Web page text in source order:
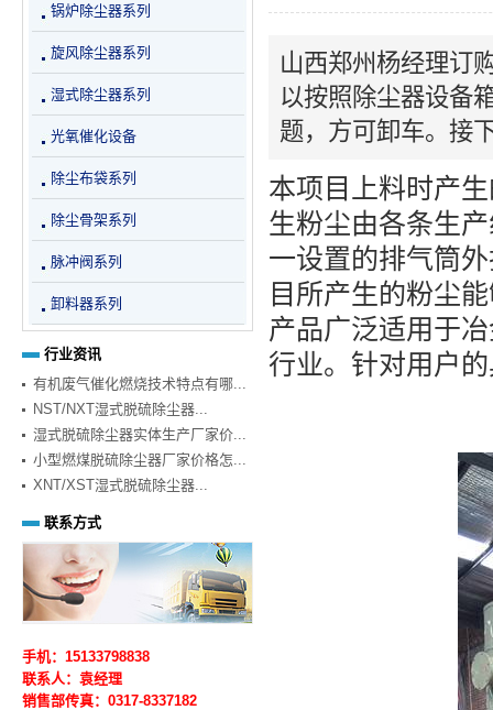
山西郑州杨经理订
以按照除尘器设备
题，方可卸车。接
本项目上料时产
生粉尘由各条生
一设置的排气筒
目所产生的粉尘
产品广泛适用于
行业。针对用户
锅炉除尘器系列
旋风除尘器系列
湿式除尘器系列
光氧催化设备
除尘布袋系列
除尘骨架系列
脉冲阀系列
卸料器系列
行业资讯
有机废气催化燃烧技术特点有哪...
NST/NXT湿式脱硫除尘器...
湿式脱硫除尘器实体生产厂家价...
小型燃煤脱硫除尘器厂家价格怎...
XNT/XST湿式脱硫除尘器...
联系方式
手机：15133798838
联系人：袁经理
销售部传真：0317-8337182